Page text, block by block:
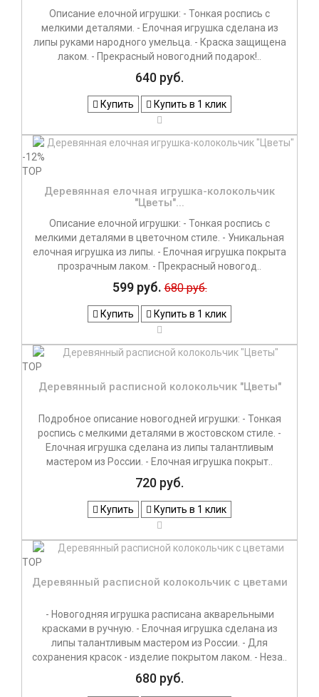
Описание елочной игрушки: - Тонкая роспись с
мелкими деталями. - Елочная игрушка сделана из
липы руками народного умельца. - Краска защищена
лаком. - Прекрасный новогодний подарок!..
640 руб.
Купить Купить в 1 клик
-12%
TOP
Деревянная елочная игрушка-колокольчик
"Цветы"...
Описание елочной игрушки: - Тонкая роспись с
мелкими деталями в цветочном стиле. - Уникальная
елочная игрушка из липы. - Елочная игрушка покрыта
прозрачным лаком. - Прекрасный новогод..
599 руб. 680 руб.
Купить Купить в 1 клик
TOP
Деревянный расписной колокольчик "Цветы"
Подробное описание новогодней игрушки: - Тонкая
роспись с мелкими деталями в жостовском стиле. -
Елочная игрушка сделана из липы талантливым
мастером из России. - Елочная игрушка покрыт..
720 руб.
Купить Купить в 1 клик
TOP
Деревянный расписной колокольчик с цветами
- Новогодняя игрушка расписана акварельными
красками в ручную. - Елочная игрушка сделана из
липы талантливым мастером из России. - Для
сохранения красок - изделие покрытом лаком. - Неза..
680 руб.